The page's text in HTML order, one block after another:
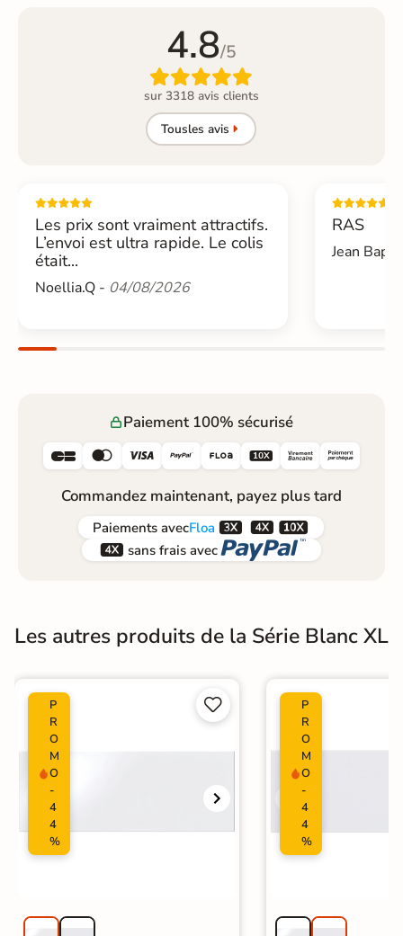
4.8/5

sur 3318 avis clients
Tousles avis
Les prix sont vraiment attractifs.
L’envoi est ultra rapide. Le colis
était...
Noellia.Q - 04/08/2026
RAS
Jean
Paiement 100% sécurisé
     
Commandez maintenant, payez plus tard
Paiements avecFloa  
 sans frais avec 
Les autres produits de la Série Blanc XL
P
R
O
M
O
-
4
4
%


P
R
O
M
O
-
4
4
%